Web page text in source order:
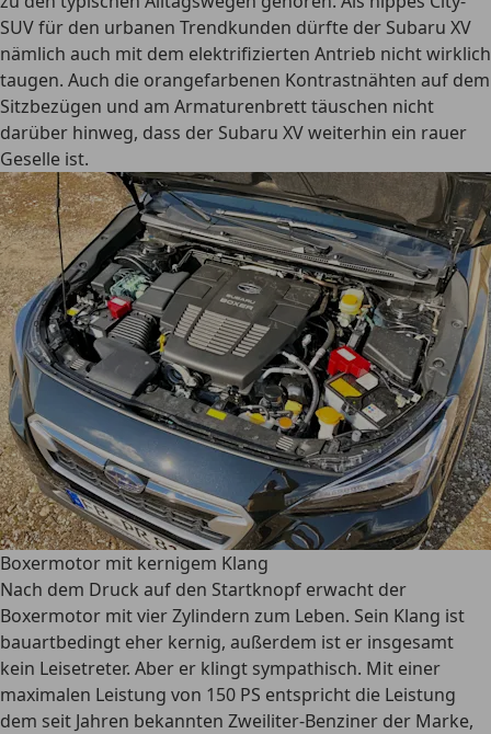
SUV für den urbanen Trendkunden dürfte der Subaru XV
nämlich auch mit dem elektrifizierten Antrieb nicht wirklich
taugen. Auch die orangefarbenen Kontrastnähten auf dem
Sitzbezügen und am Armaturenbrett täuschen nicht
darüber hinweg, dass der Subaru XV weiterhin ein rauer
Geselle ist.
Boxermotor mit kernigem Klang
Nach dem Druck auf den Startknopf erwacht der
Boxermotor mit vier Zylindern zum Leben. Sein Klang ist
bauartbedingt eher kernig, außerdem ist er insgesamt
kein Leisetreter. Aber er klingt sympathisch. Mit einer
maximalen Leistung von 150 PS entspricht die Leistung
dem seit Jahren bekannten Zweiliter-Benziner der Marke,